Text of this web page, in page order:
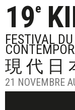
19e
FESTIVAL
現代日
21 NOVEMBRE